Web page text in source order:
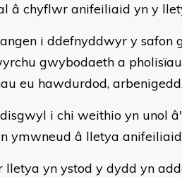
â chyflwr anifeiliaid yn y
i ddefnyddwyr y safon
gwybodaeth a
eu hawdurdod,
i chi weithio yn unol
ymwneud â lletya
lletya yn ystod y dydd yn